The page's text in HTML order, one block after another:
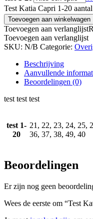
Test Katia Capri 1-20 aantal
Toevoegen aan winkelwagen
Toevoegen aan verlanglijst
Toevoegen aan verlanglijst
SKU: N/B Categorie:
Beschrijving
Aanvullende
Beoordelingen (0)
test test test
test 1-
20
21, 22, 23, 24, 25,
36, 37, 38, 49, 40
Beoordelingen
Er zijn nog geen
Wees de eerste om “Test